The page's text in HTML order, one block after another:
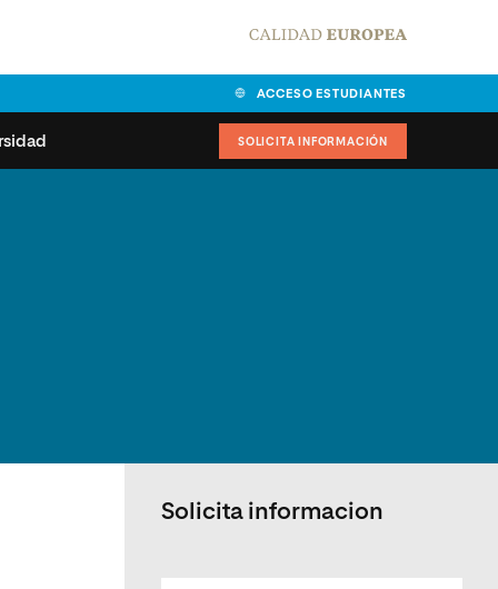
ACCESO ESTUDIANTES
SOLICITA INFORMACIÓN
Solicita informacion